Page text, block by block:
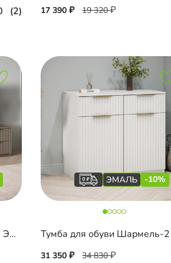
(2) 17 390 19 320
ТВ-тумба Шармель-2 Лайф Эмаль
-10%
31 350 34 830